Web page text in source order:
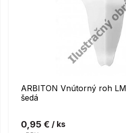
ARBITON Vnútorný roh
šedá
0,95 € / ks